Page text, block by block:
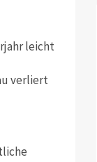
leicht
verliert